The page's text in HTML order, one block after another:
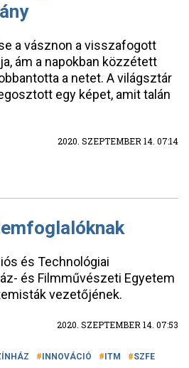
a vásznon a visszafogott
ám a napokban közzétett
a netet. A világsztár
egy képet, amit talán
2020. SZEPTEMBER 14. 07:14
és Technológiai
és Filmművészeti Egyetem
vezetőjének.
2020. SZEPTEMBER 14. 07:53
INNOVÁCIÓ ITM SZFE